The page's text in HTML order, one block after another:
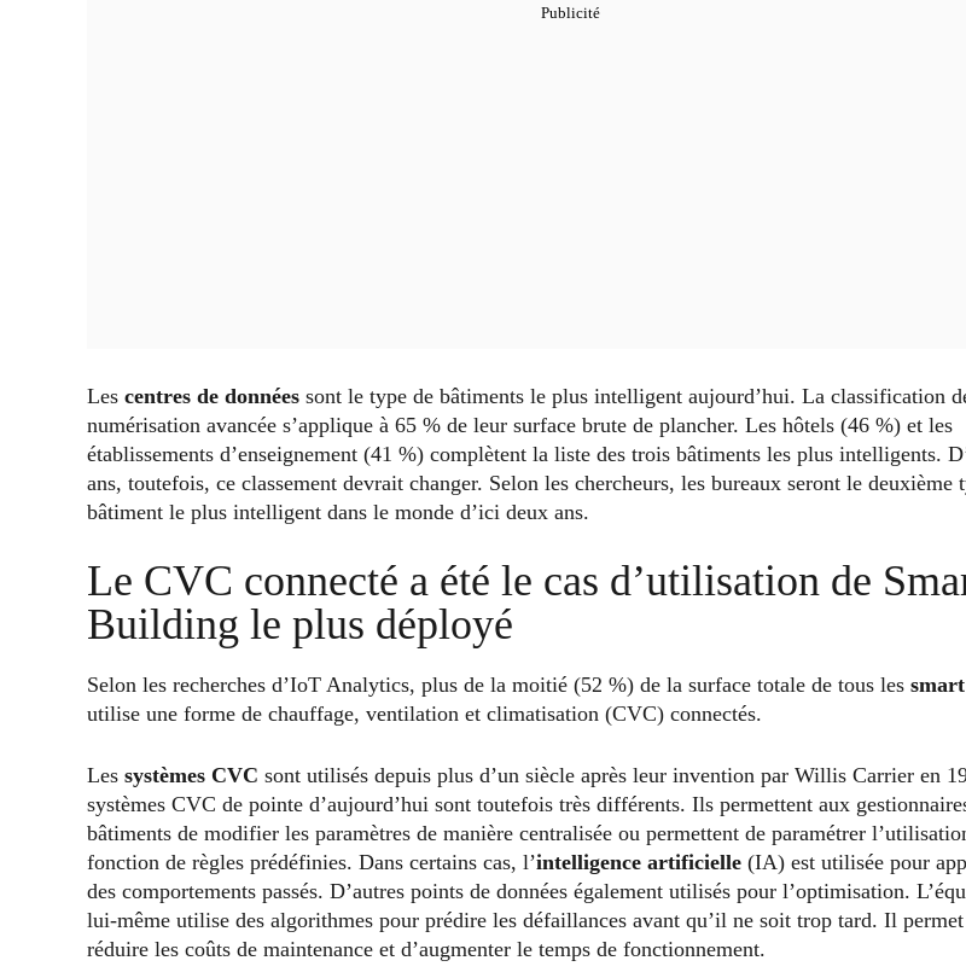
Les centres de données sont le type de bâtiments le plus intelligent aujourd’hui. La classification
numérisation avancée s’applique à 65 % de leur surface brute de plancher. Les hôtels (46 %) et les
établissements d’enseignement (41 %) complètent la liste des trois bâtiments les plus intelligents.
ans, toutefois, ce classement devrait changer. Selon les chercheurs, les bureaux seront le deuxième
bâtiment le plus intelligent dans le monde d’ici deux ans.
Le CVC connecté a été le cas d’utilisation de
Building le plus déployé
Selon les recherches d’IoT Analytics, plus de la moitié (52 %) de la surface totale de tous les
utilise une forme de chauffage, ventilation et climatisation (CVC) connectés.
Les systèmes CVC sont utilisés depuis plus d’un siècle après leur invention par Willis Carrier en
systèmes CVC de pointe d’aujourd’hui sont toutefois très différents. Ils permettent aux
bâtiments de modifier les paramètres de manière centralisée ou permettent de paramétrer
fonction de règles prédéfinies. Dans certains cas, l’intelligence artificielle (IA) est utilisée pour
des comportements passés. D’autres points de données également utilisés pour l’optimisation.
lui-même utilise des algorithmes pour prédire les défaillances avant qu’il ne soit trop tard. Il
réduire les coûts de maintenance et d’augmenter le temps de fonctionnement.